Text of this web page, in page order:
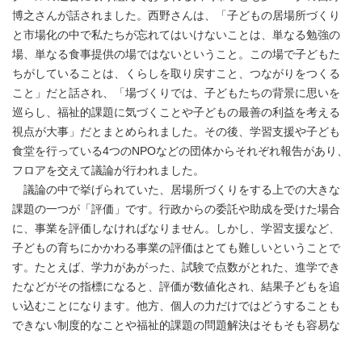
博之さんが話されました。西野さんは、「子どもの居場所づくり
と市場化の中で私たちが忘れてはいけないことは、単なる勉強の
場、単なる食事提供の場ではないということ。この場で子どもた
ちがしていることは、くらしを取り戻すこと、つながりをつくる
こと」だと話され、「場づくりでは、子どもたちの背景に思いを
巡らし、福祉的課題に気づくことや子どもの最善の利益を考える
視点が大事」だとまとめられました。その後、学習支援や子ども
食堂を行っている4つのNPOなどの団体からそれぞれ報告があり、
フロアを交えて議論が行われました。
議論の中で挙げられていた、居場所づくりをする上での大きな
課題の一つが「評価」です。行政からの委託や助成を受けた場合
に、事業を評価しなければなりません。しかし、学習支援など、
子どもの育ちにかかわる事業の評価はとても難しいということで
す。たとえば、学力があがった、試験で点数がとれた、進学でき
たなどがその指標になると、評価が数値化され、結果子どもを追
い込むことになります。他方、個人の力だけではどうすることも
できない制度的なことや福祉的課題の問題解決はそもそも容易な